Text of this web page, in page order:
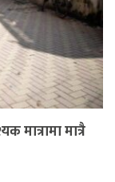
मात्रै